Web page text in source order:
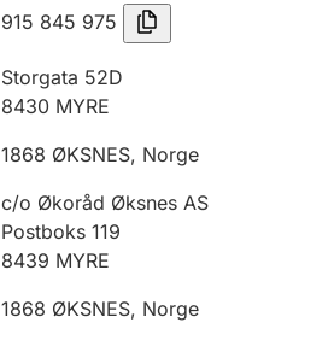
915 845 975
Storgata 52D
8430 MYRE
1868 ØKSNES, Norge
c/o Økoråd Øksnes AS
Postboks 119
8439 MYRE
1868 ØKSNES, Norge